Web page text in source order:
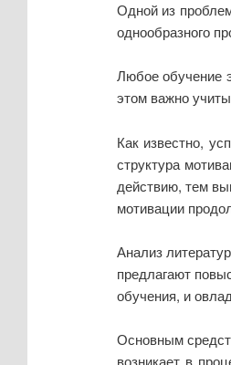
Одной из
однообразного
Любое обучение
этом важно
Как известно,
структура
действию, тем
мотивации
Анализ
предлагают
обучения, и
Основным